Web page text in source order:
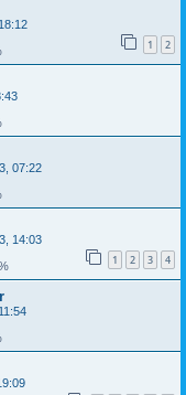
1 2
07:22
14:03
1 2 3 4